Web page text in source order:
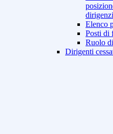
Elenco
Posti di
Ruolo
Dirigenti